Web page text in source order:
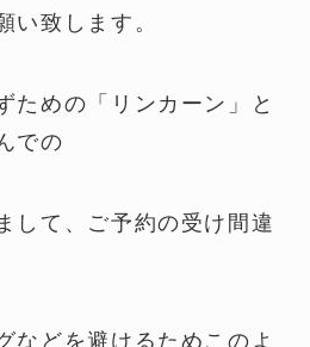
い致します。
ための「リンカーン」と
での
して、ご予約の受け間違
などを避けるためこのよ